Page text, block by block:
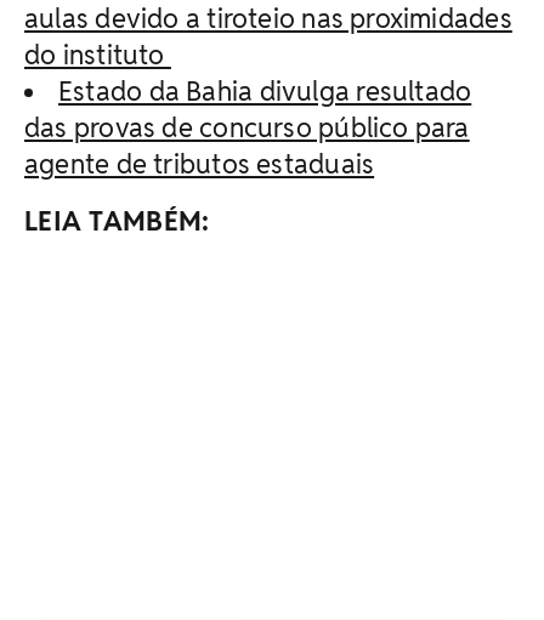
aulas devido a tiroteio nas proximidades
do instituto
Estado da Bahia divulga resultado
das provas de concurso público para
agente de tributos estaduais
LEIA TAMBÉM: